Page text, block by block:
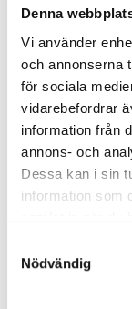
Denna
Vi använder
och annonserna
för sociala
vidarebefordrar
information från
annons- och
Dessa kan i sin
information som
Nödvändig
Så himla bra!
0
Fick